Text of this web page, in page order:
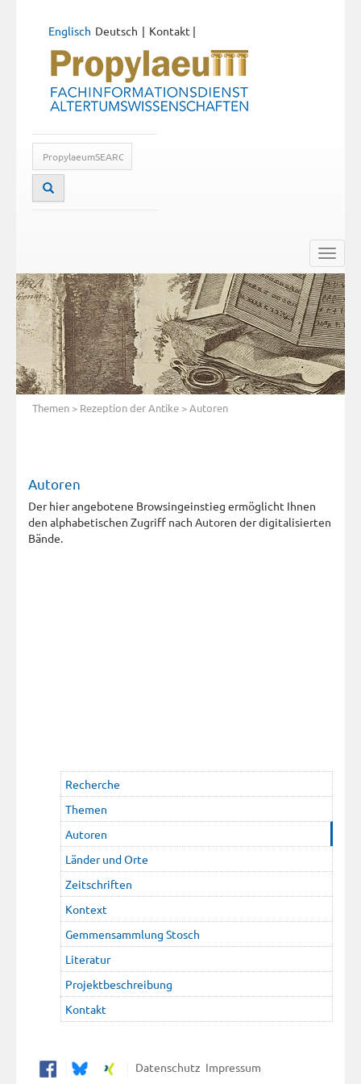
Deutsch
Englisch Kontakt |
Toggle
Themen > Rezeption der Antike > Autoren
Autoren
Der hier angebotene Browsingeinstieg ermöglicht Ihnen
den alphabetischen Zugriff nach Autoren der digitalisierten
Bände.
Recherche
Themen
Autoren
Länder und Orte
Zeitschriften
Kontext
Gemmensammlung Stosch
Literatur
Projektbeschreibung
Kontakt
Datenschutz Impressum